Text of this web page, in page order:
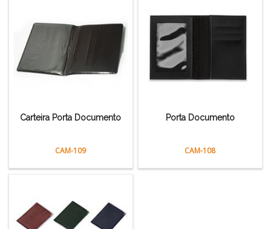
Carteira Porta Documento
CAM-109
Porta Documento
CAM-108